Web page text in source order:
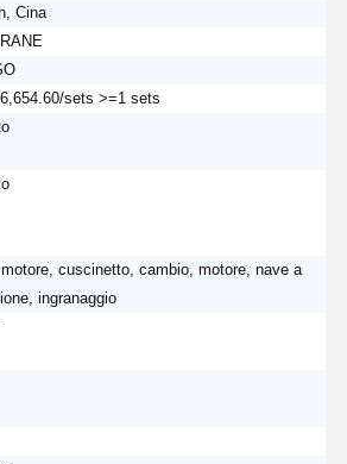
Cina
sets >=1 sets
cuscinetto, cambio, motore, nave a
ingranaggio